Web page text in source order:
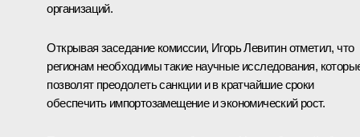
организаций.
Открывая заседание комиссии, Игорь Левитинотметил, что
регионам необходимы такие научные исследования,
позволят преодолеть санкции и в кратчайшие сроки
обеспечить импортозамещение и экономический рост.